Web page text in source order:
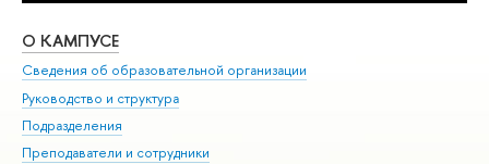
О КАМПУСЕ
Сведения об образовательной организации
Руководство и структура
Подразделения
Преподаватели и сотрудники